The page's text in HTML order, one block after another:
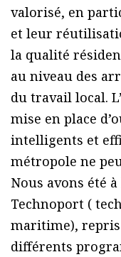
valorisé, en
et leur
la qualité
au niveau des
du travail local.
mise en place
intelligents et
métropole ne
Nous avons été
Technoport (
maritime),
différents